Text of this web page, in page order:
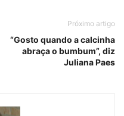
Próximo artigo
“Gosto quando a calcinha
abraça o bumbum”, diz
Juliana Paes